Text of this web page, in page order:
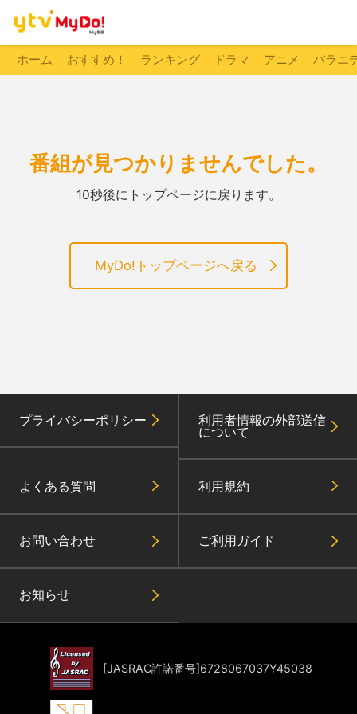
ホーム おすすめ！ ランキング ドラマ アニメ バラエ
番組が見つかりませんでした。
10秒後にトップページに戻ります。
MyDo!トップページへ戻る
プライバシーポリシー 利用者情報の外部送信
について
よくある質問 利用規約
お問い合わせ ご利用ガイド
お知らせ
[JASRAC許諾番号]6728067037Y45038